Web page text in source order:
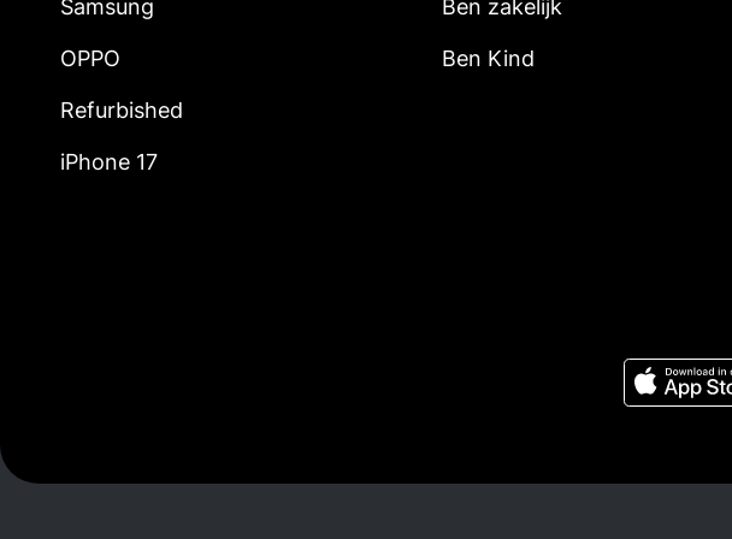
Samsung
OPPO
Refurbished
iPhone 17
Ben zakelijk
Ben Kind